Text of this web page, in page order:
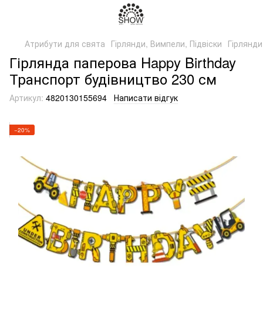
Атрибути для свята Гірлянди, Вимпели, Підвіски Гірлянди
Гірлянда паперова Happy Birthday
Транспорт будівництво 230 см
Артикул: 4820130155694 Написати відгук
−20%